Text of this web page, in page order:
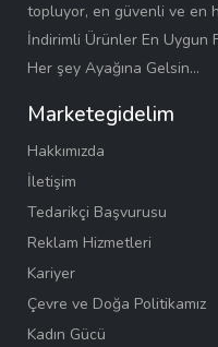
topluyor, en güvenli ve en
İndirimli Ürünler En Uygun
Her şey Ayağına Gelsin…
Marketegidelim
Hakkımızda
İletişim
Tedarikçi Başvurusu
Reklam Hizmetleri
Kariyer
Çevre ve Doğa Politikamız
Kadın Gücü